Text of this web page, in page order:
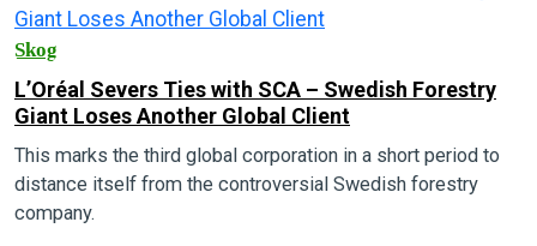
Skog
L’Oréal Severs Ties with SCA – Swedish Forestry
Giant Loses Another Global Client
This marks the third global corporation in a short period to
distance itself from the controversial Swedish forestry
company.